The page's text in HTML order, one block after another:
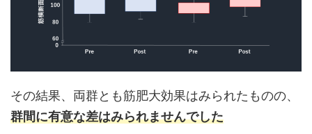
その結果、両群とも筋肥大効果はみられたものの、
群間に有意な差はみられませんでした